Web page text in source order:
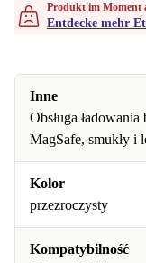
Produkt im Moment
Entdecke mehr
Inne
Obsługa
MagSafe, smukły i
Kolor
przezroczysty
Kompatybilność